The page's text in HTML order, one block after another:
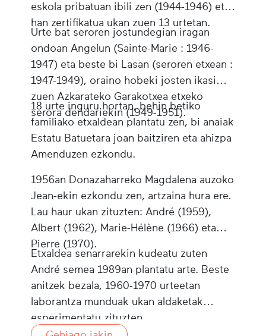
eskola pribatuan ibili zen (1944-1946) eta
han zertifikatua ukan zuen 13 urtetan.
Urte bat seroren jostundegian iragan
ondoan Angelun (Sainte-Marie : 1946-
1947) eta beste bi Lasan (seroren etxean :
1947-1949), oraino hobeki josten ikasi
zuen Azkarateko Garakotxea etxeko
serora dendariekin (1949-1951).
18 urte inguru hortan, behin betiko
familiako etxaldean plantatu zen, bi anaiak
Estatu Batuetara joan baitziren eta ahizpa
Amenduzen ezkondu.
1956an Donazaharreko Magdalena auzoko
Jean-ekin ezkondu zen, artzaina hura ere.
Lau haur ukan zituzten: André (1959),
Albert (1962), Marie-Hélène (1966) eta
Pierre (1970).
Etxaldea senarrarekin kudeatu zuten
André semea 1989an plantatu arte. Beste
anitzek bezala, 1960-1970 urteetan
laborantza munduak ukan aldaketak
esperimentatu zituzten.